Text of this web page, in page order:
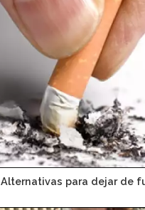
Alternativas para dejar de